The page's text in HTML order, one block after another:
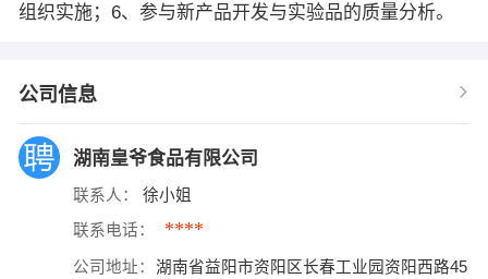
组织实施；6、参与新产品开发与实验品的质量分析。​
公司信息
湖南皇爷食品有限公司
联系人： 徐小姐
联系电话： ****
公司地址：
湖南省益阳市资阳区长春工业园资阳西路45